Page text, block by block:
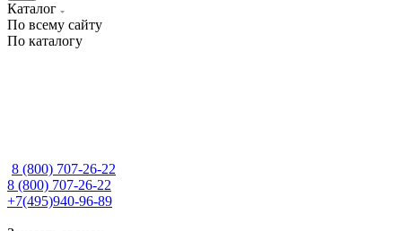
Каталог
По всему сайту
По каталогу
8 (800) 707-26-22
8 (800) 707-26-22
+7(495)940-96-89